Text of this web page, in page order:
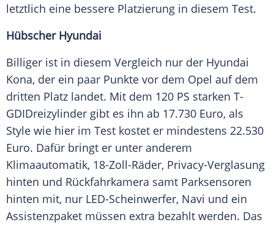
letztlich eine bessere Platzierung in diesem Test.
Hübscher Hyundai
Billiger ist in diesem Vergleich nur der Hyundai
Kona, der ein paar Punkte vor dem Opel auf dem
dritten Platz landet. Mit dem 120 PS starken T-
GDIDreizylinder gibt es ihn ab 17.730 Euro, als
Style wie hier im Test kostet er mindestens 22.530
Euro. Dafür bringt er unter anderem
Klimaautomatik, 18-Zoll-Räder, Privacy-Verglasung
hinten und Rückfahrkamera samt Parksensoren
hinten mit, nur LED-Scheinwerfer, Navi und ein
Assistenzpaket müssen extra bezahlt werden. Das